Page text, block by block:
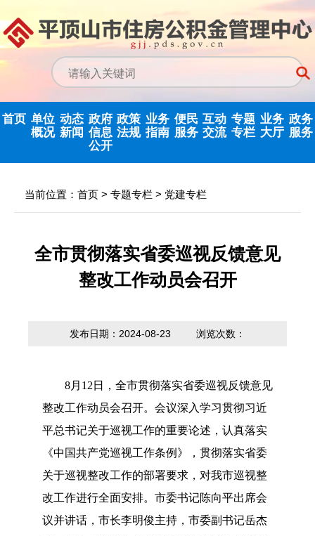
首页 单位
概况
中心领导
决策机构
机构职能
动态
新闻
行业新闻
政府
信息
公开
信息公开制度
政府信息公开
年度报告
法定主动公开
政策
法规
国家政策法规
省级政策法规
市中心政策法
政策解读
业务
指南
提取业务指南
贷款业务指南
便民
服务
利率公告
常见问题
网点查询
互动
交流
互动反馈
意见征集
办理统计
专题
专栏
纪检监察
优化营商环境
法治政府建设
业务
大厅
省政务
政务
服务
当前位置： 首页 > 专题专栏 > 党建专栏
全市贯彻落实省委巡视反馈意见
整改工作动员会召开
发布日期：2024-08-23 浏览次数：
8月12日，全市贯彻落实省委巡视反馈意见
整改工作动员会召开。会议深入学习贯彻习近
平总书记关于巡视工作的重要论述，认真落实
《中国共产党巡视工作条例》，贯彻落实省委
关于巡视整改工作的部署要求，对我市巡视整
改工作进行全面安排。市委书记陈向平出席会
议并讲话，市长李明俊主持，市委副书记岳杰